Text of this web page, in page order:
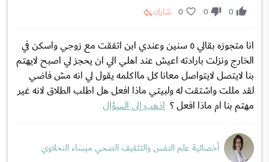
0
0
0 شارك
انا متجوزه بقالي ٥ سنين وعندي ابن اتفقت مع زوجي واسكن في
الخارج ونزلت بارادته اعيش عند اهلي الي ان يحجز لي اصبح لايهتم
بنا لايتصل لايتواصل معانا كل مااكلمه يقول لي انه مش فاضي
لقد مللت واشتقت له ولبيتي ماذا افعل هل اطلب الطلاق لانه غير
مهتم بنا ام ماذا افعل ؟ اذهب إلى السؤال
أخصائية علم النفس والتثقيف الصحي ميساء النحلاوي